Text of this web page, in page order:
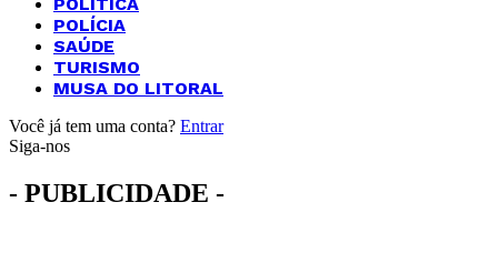
POLÍCIA
SAÚDE
TURISMO
MUSA DO LITORAL
Você já tem uma conta? Entrar
Siga-nos
- PUBLICIDADE -